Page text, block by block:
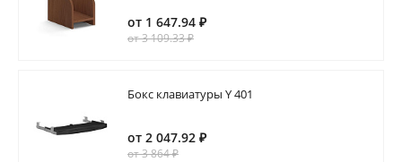
от 1 647.94 ₽
от 3 109.33 ₽
Бокс клавиатуры Y 401
от 2 047.92 ₽
от 3 864 ₽